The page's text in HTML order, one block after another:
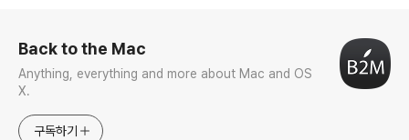
Back to the Mac
Anything, everything and more about Mac and OS
X.
구독하기